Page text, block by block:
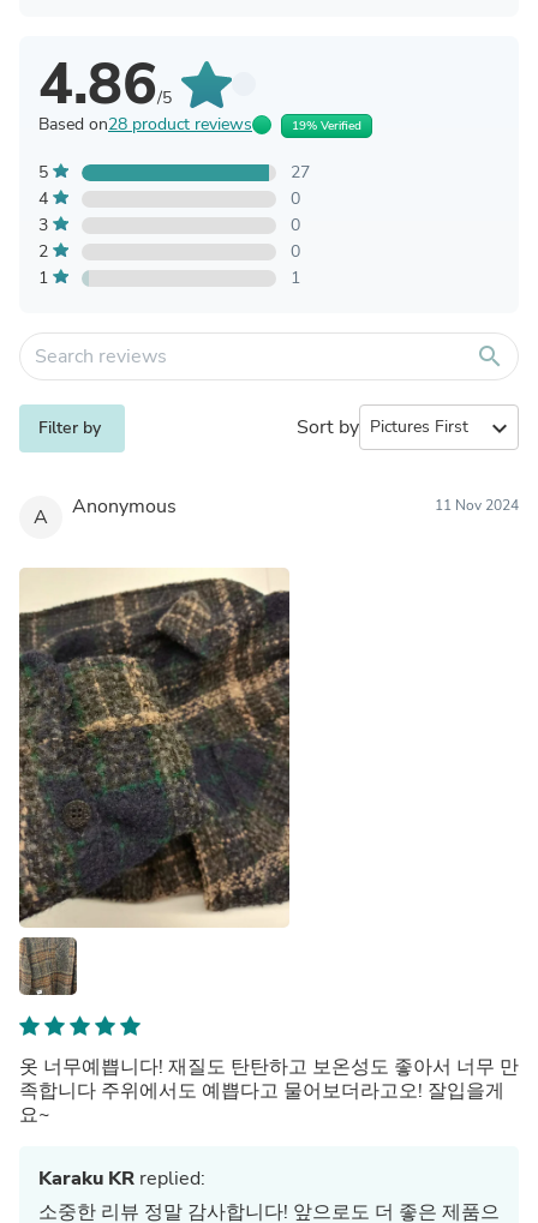
4.86/5
Based on28 product reviews 19% Verified
5
27
4
0
3
0
2
0
1
1
search
Filter by Sort by expand_more
A Anonymous 11 Nov 2024
옷 너무예쁩니다! 재질도 탄탄하고 보온성도 좋아서 너무 만
족합니다 주위에서도 예쁩다고 물어보더라고오! 잘입을게
요~
Karaku KR replied:
소중한 리뷰 정말 감사합니다! 앞으로도 더 좋은 제품으